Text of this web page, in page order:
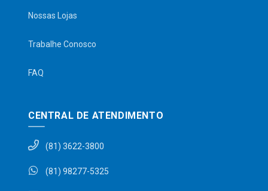
Nossas Lojas
Trabalhe Conosco
FAQ
CENTRAL DE ATENDIMENTO
(81) 3622-3800
(81) 98277-5325